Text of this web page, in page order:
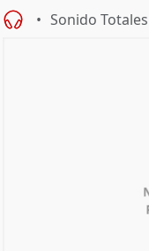
Sonido Totales